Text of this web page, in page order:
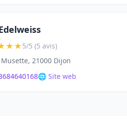
★★5/5 (5 avis)
21000 Dijon
🌐 Site web